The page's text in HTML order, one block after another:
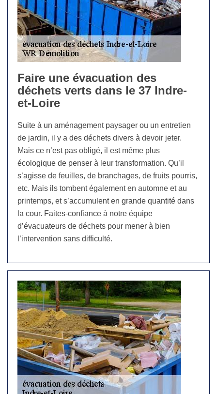
Faire une évacuation des
déchets verts dans le 37 Indre-
et-Loire
Suite à un aménagement paysager ou un entretien
de jardin, il y a des déchets divers à devoir jeter.
Mais ce n’est pas obligé, il est même plus
écologique de penser à leur transformation. Qu’il
s’agisse de feuilles, de branchages, de fruits pourris,
etc. Mais ils tombent également en automne et au
printemps, et s’accumulent en grande quantité dans
la cour. Faites-confiance à notre équipe
d’évacuateurs de déchets pour mener à bien
l’intervention sans difficulté.